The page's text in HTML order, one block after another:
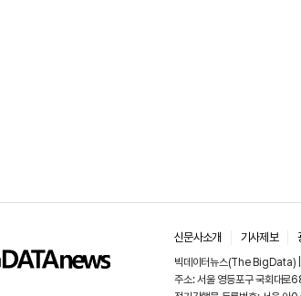
신문사소개 기사제보
빅데이터뉴스(The BigData) |
주소: 서울 영등포구 국회